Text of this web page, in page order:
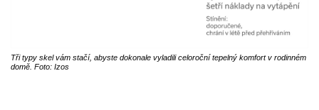
Tři typy skel vám stačí, abyste dokonale vyladili celoroční tepelný komfort v rodinném
domě. Foto: Izos